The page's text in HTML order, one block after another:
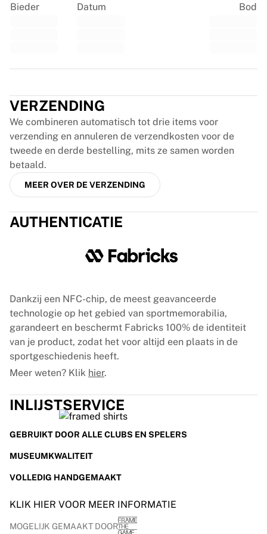
France Rugby
Harlequins
Cricket
England Cricket
Delhi Capitals
West Indies
Cricket Ireland
Bekijk alles over cricket
IJshockey
Aalborg Pirates
Tre Kronor
NHL Alumni
Hoe het werkt
Lijst je shirt in
Shirtauthenticatie
Mijn collectie
Bieder Datum Bod
VERZENDING
We combineren automatisch tot drie items voor
verzending en annuleren de verzendkosten voor de
tweede en derde bestelling, mits ze samen worden
betaald.
MEER OVER DE VERZENDING
AUTHENTICATIE
Dankzij een NFC-chip, de meest geavanceerde
technologie op het gebied van sportmemorabilia,
garandeert en beschermt Fabricks 100% de identiteit
van je product, zodat het voor altijd een plaats in de
sportgeschiedenis heeft.
Meer weten? Klik hier.
INLIJSTSERVICE
GEBRUIKT DOOR ALLE CLUBS EN SPELERS
MUSEUMKWALITEIT
VOLLEDIG HANDGEMAAKT
KLIK HIER VOOR MEER INFORMATIE
MOGELIJK GEMAAKT DOOR